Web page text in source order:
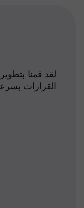
لقد قمنا
القرارات